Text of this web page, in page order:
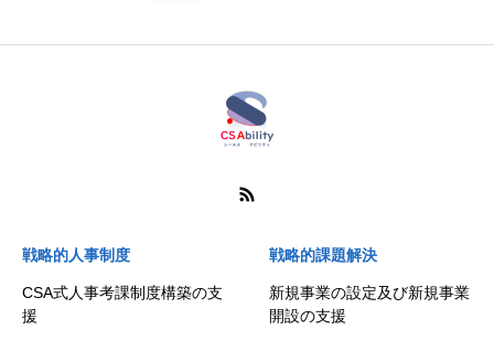
戦略的人事制度
CSA式人事考課制度構築の支
援
戦略的課題解決
新規事業の設定及び新規事業
開設の支援